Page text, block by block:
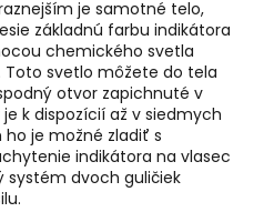
je samotné telo,
základnú farbu indikátora
chemického svetla
Toto svetlo môžete do tela
otvor zapichnuté v
k dispozícií až v siedmych
je možné zladiť s
indikátora na vlasec
systém dvoch guličiek